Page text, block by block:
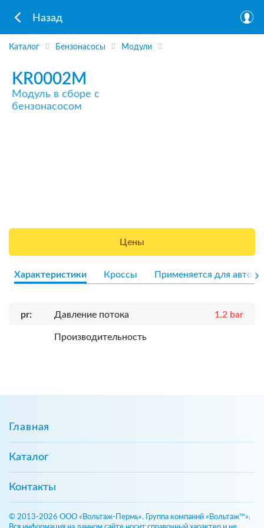
Назад
Каталог Бензонасосы Модули
KR0002M
Модуль в сборе с
бензонасосом
Цены
Характеристики Кроссы Применяется для авто
pr: Давление потока 1.2 bar
Производительность
Главная
Каталог
Контакты
© 2013-2026 ООО «Вольтаж-Пермь». Группа компаний «Вольтаж™».